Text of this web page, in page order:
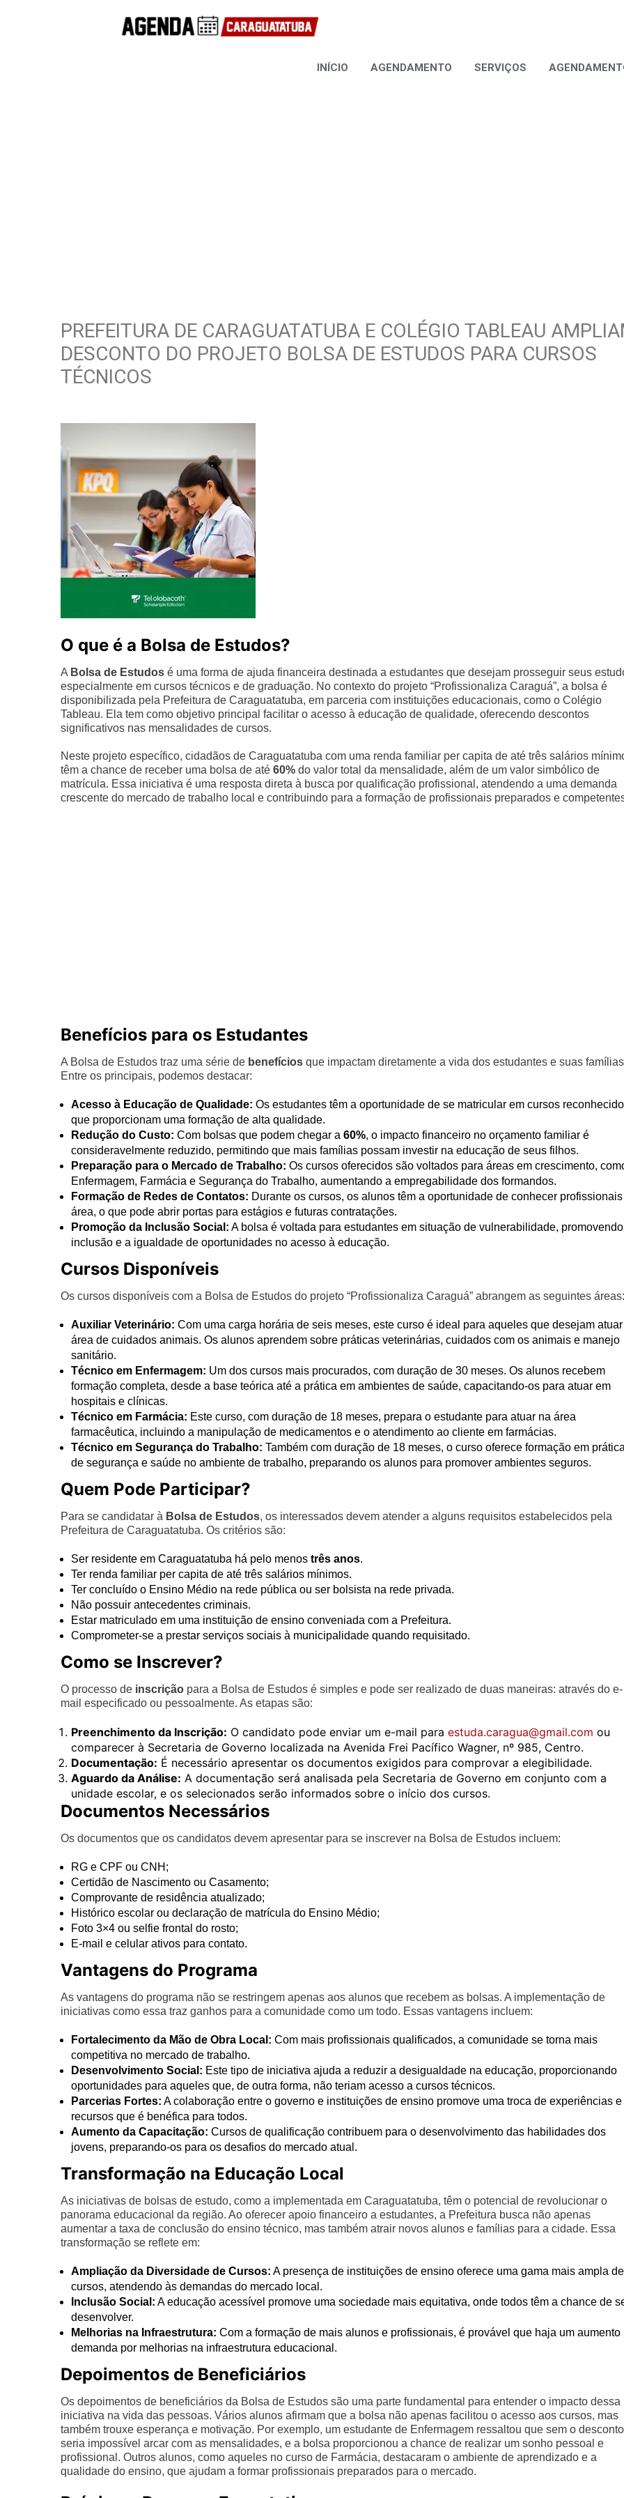
INÍCIO AGENDAMENTO SERVIÇOS
PREFEITURA DE CARAGUATATUBA E COLÉGIO TABLEAU
DESCONTO DO PROJETO BOLSA DE ESTUDOS PARA CURSOS
TÉCNICOS
O que é a Bolsa de Estudos?
A Bolsa de Estudos é uma forma de ajuda financeira destinada a estudantes que desejam prosseguir seus
especialmente em cursos técnicos e de graduação. No contexto do projeto “Profissionaliza Caraguá”, a bolsa é
disponibilizada pela Prefeitura de Caraguatatuba, em parceria com instituições educacionais, como o Colégio
Tableau. Ela tem como objetivo principal facilitar o acesso à educação de qualidade, oferecendo descontos
significativos nas mensalidades de cursos.
Neste projeto específico, cidadãos de Caraguatatuba com uma renda familiar per capita de até três salários
têm a chance de receber uma bolsa de até 60% do valor total da mensalidade, além de um valor simbólico de
matrícula. Essa iniciativa é uma resposta direta à busca por qualificação profissional, atendendo a uma demanda
crescente do mercado de trabalho local e contribuindo para a formação de profissionais preparados e
Benefícios para os Estudantes
A Bolsa de Estudos traz uma série de benefícios que impactam diretamente a vida dos estudantes e suas
Entre os principais, podemos destacar:
Acesso à Educação de Qualidade: Os estudantes têm a oportunidade de se matricular em cursos
que proporcionam uma formação de alta qualidade.
Redução do Custo: Com bolsas que podem chegar a 60%, o impacto financeiro no orçamento familiar é
consideravelmente reduzido, permitindo que mais famílias possam investir na educação de seus filhos.
Preparação para o Mercado de Trabalho: Os cursos oferecidos são voltados para áreas em crescimento,
Enfermagem, Farmácia e Segurança do Trabalho, aumentando a empregabilidade dos formandos.
Formação de Redes de Contatos: Durante os cursos, os alunos têm a oportunidade de conhecer profissionais
área, o que pode abrir portas para estágios e futuras contratações.
Promoção da Inclusão Social: A bolsa é voltada para estudantes em situação de vulnerabilidade,
inclusão e a igualdade de oportunidades no acesso à educação.
Cursos Disponíveis
Os cursos disponíveis com a Bolsa de Estudos do projeto “Profissionaliza Caraguá” abrangem as seguintes áreas:
Auxiliar Veterinário: Com uma carga horária de seis meses, este curso é ideal para aqueles que desejam atuar
área de cuidados animais. Os alunos aprendem sobre práticas veterinárias, cuidados com os animais e manejo
sanitário.
Técnico em Enfermagem: Um dos cursos mais procurados, com duração de 30 meses. Os alunos recebem
formação completa, desde a base teórica até a prática em ambientes de saúde, capacitando-os para atuar em
hospitais e clínicas.
Técnico em Farmácia: Este curso, com duração de 18 meses, prepara o estudante para atuar na área
farmacêutica, incluindo a manipulação de medicamentos e o atendimento ao cliente em farmácias.
Técnico em Segurança do Trabalho: Também com duração de 18 meses, o curso oferece formação em
de segurança e saúde no ambiente de trabalho, preparando os alunos para promover ambientes seguros.
Quem Pode Participar?
Para se candidatar à Bolsa de Estudos, os interessados devem atender a alguns requisitos estabelecidos pela
Prefeitura de Caraguatatuba. Os critérios são:
Ser residente em Caraguatatuba há pelo menos três anos.
Ter renda familiar per capita de até três salários mínimos.
Ter concluído o Ensino Médio na rede pública ou ser bolsista na rede privada.
Não possuir antecedentes criminais.
Estar matriculado em uma instituição de ensino conveniada com a Prefeitura.
Comprometer-se a prestar serviços sociais à municipalidade quando requisitado.
Como se Inscrever?
O processo de inscrição para a Bolsa de Estudos é simples e pode ser realizado de duas maneiras: através do e-
mail especificado ou pessoalmente. As etapas são:
Preenchimento da Inscrição: O candidato pode enviar um e-mail para estuda.caragua@gmail.com ou
comparecer à Secretaria de Governo localizada na Avenida Frei Pacífico Wagner, nº 985, Centro.
Documentação: É necessário apresentar os documentos exigidos para comprovar a elegibilidade.
Aguardo da Análise: A documentação será analisada pela Secretaria de Governo em conjunto com a
unidade escolar, e os selecionados serão informados sobre o início dos cursos.
Documentos Necessários
Os documentos que os candidatos devem apresentar para se inscrever na Bolsa de Estudos incluem:
RG e CPF ou CNH;
Certidão de Nascimento ou Casamento;
Comprovante de residência atualizado;
Histórico escolar ou declaração de matrícula do Ensino Médio;
Foto 3×4 ou selfie frontal do rosto;
E-mail e celular ativos para contato.
Vantagens do Programa
As vantagens do programa não se restringem apenas aos alunos que recebem as bolsas. A implementação de
iniciativas como essa traz ganhos para a comunidade como um todo. Essas vantagens incluem:
Fortalecimento da Mão de Obra Local: Com mais profissionais qualificados, a comunidade se torna mais
competitiva no mercado de trabalho.
Desenvolvimento Social: Este tipo de iniciativa ajuda a reduzir a desigualdade na educação, proporcionando
oportunidades para aqueles que, de outra forma, não teriam acesso a cursos técnicos.
Parcerias Fortes: A colaboração entre o governo e instituições de ensino promove uma troca de experiências e
recursos que é benéfica para todos.
Aumento da Capacitação: Cursos de qualificação contribuem para o desenvolvimento das habilidades dos
jovens, preparando-os para os desafios do mercado atual.
Transformação na Educação Local
As iniciativas de bolsas de estudo, como a implementada em Caraguatatuba, têm o potencial de revolucionar o
panorama educacional da região. Ao oferecer apoio financeiro a estudantes, a Prefeitura busca não apenas
aumentar a taxa de conclusão do ensino técnico, mas também atrair novos alunos e famílias para a cidade. Essa
transformação se reflete em:
Ampliação da Diversidade de Cursos: A presença de instituições de ensino oferece uma gama mais ampla de
cursos, atendendo às demandas do mercado local.
Inclusão Social: A educação acessível promove uma sociedade mais equitativa, onde todos têm a chance de
desenvolver.
Melhorias na Infraestrutura: Com a formação de mais alunos e profissionais, é provável que haja um aumento
demanda por melhorias na infraestrutura educacional.
Depoimentos de Beneficiários
Os depoimentos de beneficiários da Bolsa de Estudos são uma parte fundamental para entender o impacto dessa
iniciativa na vida das pessoas. Vários alunos afirmam que a bolsa não apenas facilitou o acesso aos cursos, mas
também trouxe esperança e motivação. Por exemplo, um estudante de Enfermagem ressaltou que sem o desconto
seria impossível arcar com as mensalidades, e a bolsa proporcionou a chance de realizar um sonho pessoal e
profissional. Outros alunos, como aqueles no curso de Farmácia, destacaram o ambiente de aprendizado e a
qualidade do ensino, que ajudam a formar profissionais preparados para o mercado.